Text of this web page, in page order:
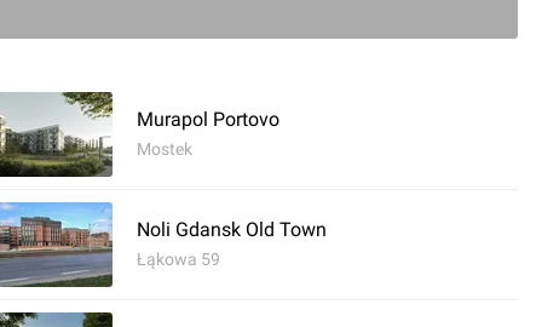
Murapol Portovo
Mostek
Noli Gdansk Old Town
Łąkowa 59